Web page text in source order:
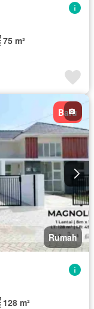
75 m²
Baru
Rumah
128 m²